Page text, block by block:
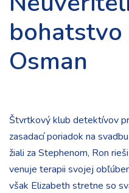
bohatstvo
Osman
Štvrtkový klub detektívov
zasadací poriadok na
žiali za Stephenom, Ron
venuje terapii svojej
však Elizabeth stretne so